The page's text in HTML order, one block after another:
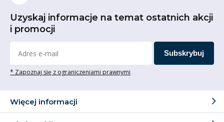
Porady dotyczące wyboru
właściwych kółek
Oczywiście chcemy, abyś kupił właściwe kółka! Czy nadal
masz pytania lub potrzebujesz porady? Prosimy o
kontakt z naszymi specjalistami pod numerem telefonu
kolowe-kola-outlet.pl
Uzyskaj informacje na temat ostatnich akcji
i promocji
Subskrybuj
* Zapoznaj się z ograniczeniami prawnymi
Więcej informacji